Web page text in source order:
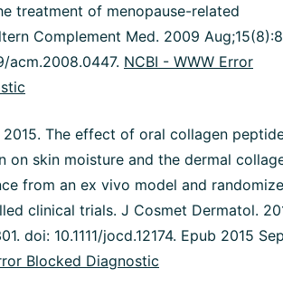
treatment of menopause-related
Complement Med. 2009
acm.2008.0447. NCBI - WWW Error
2015. The effect of oral collagen
on skin moisture and the dermal
from an ex vivo model and
clinical trials. J Cosmet Dermatol.
doi: 10.1111/jocd.12174. Epub 2015
Blocked Diagnostic